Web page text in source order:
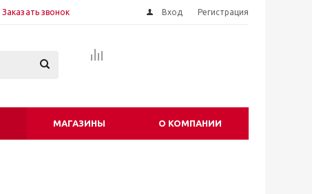
Заказать звонок Вход Регистрация
МАГАЗИНЫ О КОМПАНИИ